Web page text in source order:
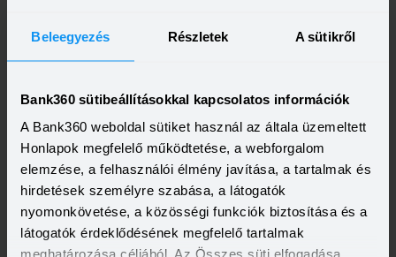
Beleegyezés Részletek A sütikről
Bank360 sütibeállításokkal kapcsolatos információk
A Bank360 weboldal sütiket használ az általa üzemeltett
Honlapok megfelelő működtetése, a webforgalom
elemzése, a felhasználói élmény javítása, a tartalmak és
hirdetések személyre szabása, a látogatók
nyomonkövetése, a közösségi funkciók biztosítása és a
látogatók érdeklődésének megfelelő tartalmak
meghatározása céljából. Az Összes süti elfogadása
Kapcsolódó cikkek